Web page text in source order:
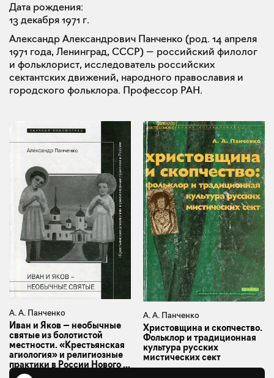
Дата рождения:
13 декабря 1971 г.
Александр Александрович Панченко (род. 14 апреля
1971 года, Ленинград, СССР) — российский филолог
и фольклорист, исследователь российских
сектантских движений, народного православия и
городского фольклора. Профессор РАН.
А. А. Панченко
Иван и Яков — необычные
святые из болотистой
местности. «Крестьянская
агиология» и религиозные
практики в России Нового ...
Москва, 2012
А. А. Панченко
Христовщина и скопчество.
Фольклор и традиционная
культура русских
мистических сект
2002